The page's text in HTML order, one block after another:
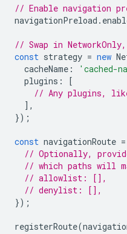
// Enable navigation
navigationPreload .
// Swap in
const strategy = new
cacheName : 'cached-
plugins :
[
// Any plugins,
],
});
const navigationRoute =
// Optionally,
// which paths will
// allowlist: [],
// denylist: [],
});
registerRoute(